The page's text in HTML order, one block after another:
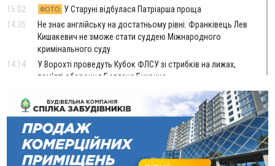
15:02
ФОТО
У Старуні відбулася Патріарша проща
14:35
Не знає англійську на достатньому рівні. Франківець Лев
Кишакевич не зможе стати суддею Міжнародного
кримінального суду
14:14
У Ворохті проведуть Кубок ФЛСУ зі стрибків на лижах,
пам'яті оборонця Богдана Бухонка
На Калущині розшукали чоловіка, який три дні
блукав у лісі
13:14
Боднар розповів про реакцію влади Польщі на атаки на
українців та про зміни після 23 серпня
12:31
ВІДЕО "Едельвейси" щемливо привітали рідну Коломию з
Днем міста